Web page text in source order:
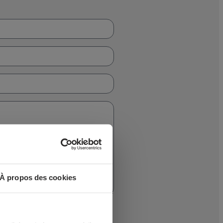
À propos des cookies
S.L. (CIF B-48044473)